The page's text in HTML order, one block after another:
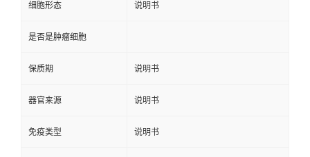
细胞形态 说明书
是否是肿瘤细胞
保质期 说明书
器官来源 说明书
免疫类型 说明书